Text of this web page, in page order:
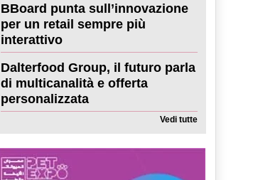
BBoard punta sull’innovazione
per un retail sempre più
interattivo
Dalterfood Group, il futuro parla
di multicanalità e offerta
personalizzata
Vedi tutte